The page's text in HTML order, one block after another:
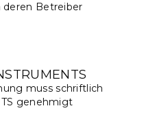
deren Betreiber
muss schriftlich
genehmigt